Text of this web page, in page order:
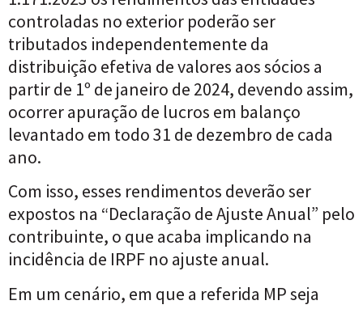
controladas no exterior poderão ser
tributados independentemente da
distribuição efetiva de valores aos sócios a
partir de 1º de janeiro de 2024, devendo assim,
ocorrer apuração de lucros em balanço
levantado em todo 31 de dezembro de cada
ano.
Com isso, esses rendimentos deverão ser
expostos na “Declaração de Ajuste Anual” pelo
contribuinte, o que acaba implicando na
incidência de IRPF no ajuste anual.
Em um cenário, em que a referida MP seja